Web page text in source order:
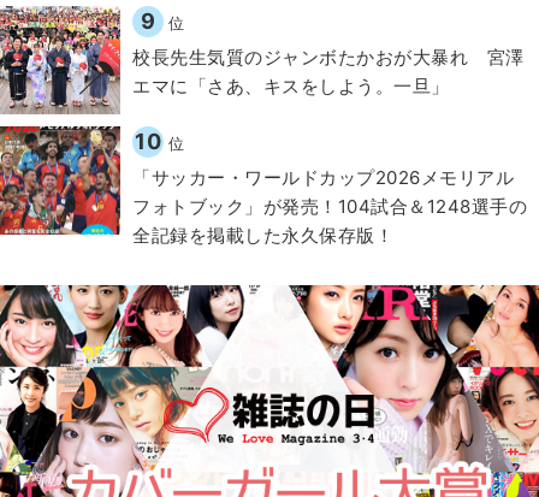
9 位
校長先生気質のジャンボたかおが大暴れ 宮澤
エマに「さあ、キスをしよう。一旦」
10 位
「サッカー・ワールドカップ2026メモリアル
フォトブック」が発売！104試合＆1248選手の
全記録を掲載した永久保存版！